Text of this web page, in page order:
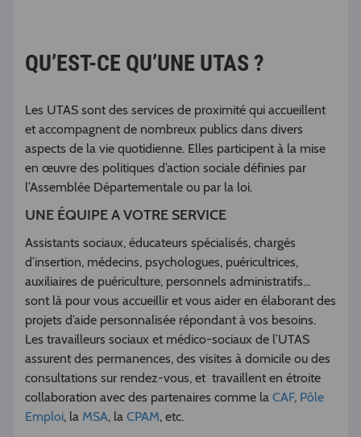
QU’EST-CE QU’UNE UTAS ?
Les UTAS sont des services de proximité qui accueillent
et accompagnent de nombreux publics dans divers
aspects de la vie quotidienne. Elles participent à la mise
en œuvre des politiques d’action sociale définies par
l’Assemblée Départementale ou par la loi.
UNE ÉQUIPE A VOTRE SERVICE
Assistants sociaux, éducateurs spécialisés, chargés
d’insertion, médecins, psychologues, puéricultrices,
auxiliaires de puériculture, personnels administratifs...
sont là pour vous accueillir et vous aider en élaborant des
projets d’aide personnalisée répondant à vos besoins.
Les travailleurs sociaux et médico-sociaux de l’UTAS
assurent des permanences, des visites à domicile ou des
consultations sur rendez-vous, et travaillent en étroite
collaboration avec des partenaires comme la CAF, Pôle
Emploi, la MSA, la CPAM, etc.